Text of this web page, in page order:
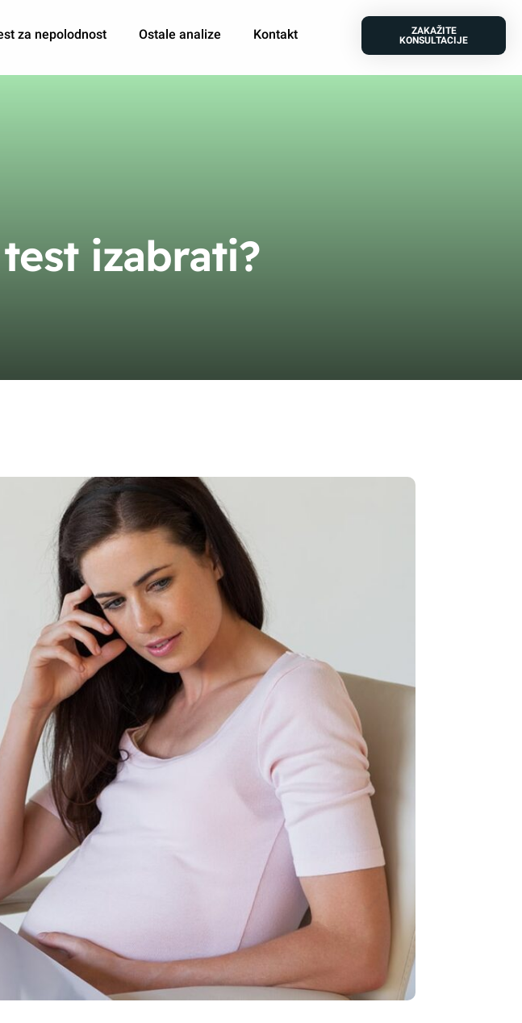
za nepolodnost Ostale analize Kontakt
ZAKAŽITE
KONSULTACIJE
izabrati?